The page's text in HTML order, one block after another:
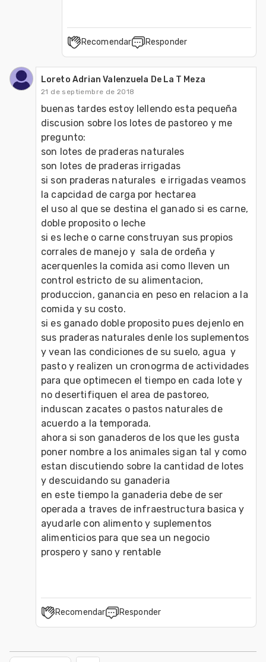
Recomendar Responder
Loreto Adrian Valenzuela De La T Meza
21 de septiembre de 2018
buenas tardes estoy lellendo esta pequeña
discusion sobre los lotes de pastoreo y me
pregunto:
son lotes de praderas naturales
son lotes de praderas irrigadas
si son praderas naturales  e irrigadas veamos
la capcidad de carga por hectarea
el uso al que se destina el ganado si es carne,
doble proposito o leche
si es leche o carne construyan sus propios
corrales de manejo y  sala de ordeña y
acerquenles la comida asi como lleven un
control estricto de su alimentacion,
produccion, ganancia en peso en relacion a la
comida y su costo.
si es ganado doble proposito pues dejenlo en
sus praderas naturales denle los suplementos
y vean las condiciones de su suelo, agua  y
pasto y realizen un cronogrma de actividades
para que optimecen el tiempo en cada lote y
no desertifiquen el area de pastoreo,
induscan zacates o pastos naturales de
acuerdo a la temporada.
ahora si son ganaderos de los que les gusta
poner nombre a los animales sigan tal y como
estan discutiendo sobre la cantidad de lotes
y descuidando su ganaderia
en este tiempo la ganaderia debe de ser
operada a traves de infraestructura basica y
ayudarle con alimento y suplementos
alimenticios para que sea un negocio
Recomendar Responder